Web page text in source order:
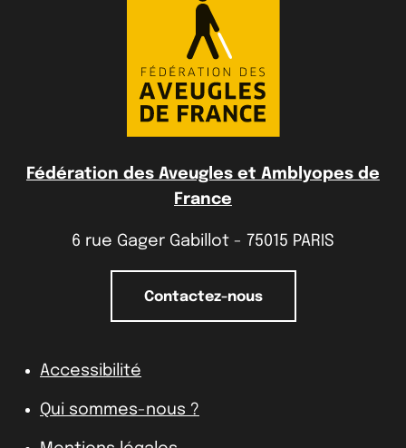
Fédération des Aveugles et Amblyopes de
France
6 rue Gager Gabillot - 75015 PARIS
Contactez-nous
Accessibilité
Qui sommes-nous ?